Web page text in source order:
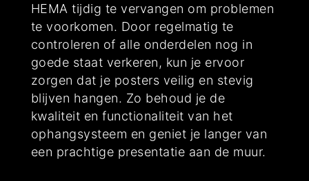
HEMA tijdig te vervangen om problemen
te voorkomen. Door regelmatig te
controleren of alle onderdelen nog in
goede staat verkeren, kun je ervoor
zorgen dat je posters veilig en stevig
blijven hangen. Zo behoud je de
kwaliteit en functionaliteit van het
ophangsysteem en geniet je langer van
een prachtige presentatie aan de muur.